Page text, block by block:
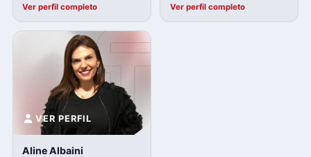
Ver perfil completo
Ver perfil completo
VER PERFIL
Aline Albaini